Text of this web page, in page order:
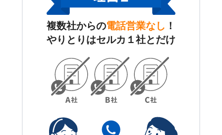
複数社からの電話営業なし ！
やりとりはセルカ１社とだけ